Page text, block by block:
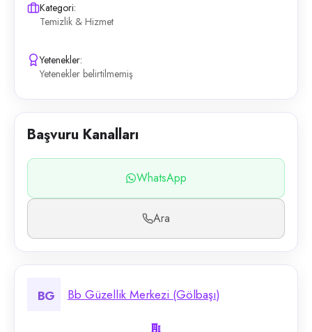
Kategori:
Temizlik & Hizmet
Yetenekler:
Yetenekler belirtilmemiş
Başvuru Kanalları
WhatsApp
Ara
BG Bb Güzellik Merkezi (Gölbaşı)